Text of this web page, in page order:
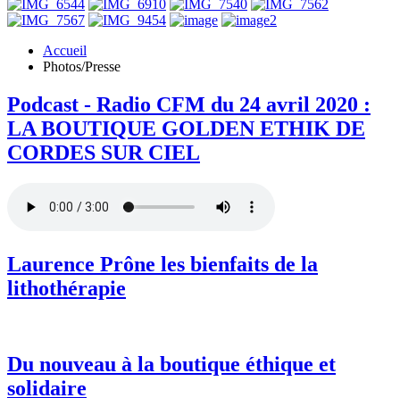
Accueil
Photos/Presse
Podcast - Radio CFM du 24 avril 2020 :
LA BOUTIQUE GOLDEN ETHIK DE
CORDES SUR CIEL
Laurence Prône les bienfaits de la
lithothérapie
Du nouveau à la boutique éthique et
solidaire